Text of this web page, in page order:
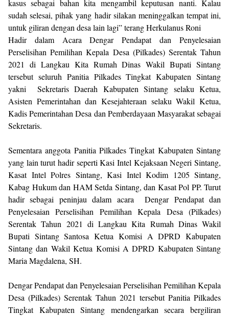
kasus sebagai bahan kita mengambil keputusan nanti. Kalau
sudah selesai, pihak yang hadir silakan meninggalkan tempat ini,
untuk giliran dengan desa lain lagi” terang Herkulanus Roni
Hadir dalam Acara Dengar Pendapat dan Penyelesaian
Perselisihan Pemilihan Kepala Desa (Pilkades) Serentak Tahun
2021 di Langkau Kita Rumah Dinas Wakil Bupati Sintang
tersebut seluruh Panitia Pilkades Tingkat Kabupaten Sintang
yakni Sekretaris Daerah Kabupaten Sintang selaku Ketua,
Asisten Pemerintahan dan Kesejahteraan selaku Wakil Ketua,
Kadis Pemerintahan Desa dan Pemberdayaan Masyarakat sebagai
Sekretaris.
Sementara anggota Panitia Pilkades Tingkat Kabupaten Sintang
yang lain turut hadir seperti Kasi Intel Kejaksaan Negeri Sintang,
Kasat Intel Polres Sintang, Kasi Intel Kodim 1205 Sintang,
Kabag Hukum dan HAM Setda Sintang, dan Kasat Pol PP. Turut
hadir sebagai peninjau dalam acara Dengar Pendapat dan
Penyelesaian Perselisihan Pemilihan Kepala Desa (Pilkades)
Serentak Tahun 2021 di Langkau Kita Rumah Dinas Wakil
Bupati Sintang Santosa Ketua Komisi A DPRD Kabupaten
Sintang dan Wakil Ketua Komisi A DPRD Kabupaten Sintang
Maria Magdalena, SH.
Dengar Pendapat dan Penyelesaian Perselisihan Pemilihan Kepala
Desa (Pilkades) Serentak Tahun 2021 tersebut Panitia Pilkades
Tingkat Kabupaten Sintang mendengarkan secara bergiliran